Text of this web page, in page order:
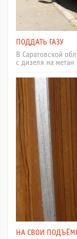
ПОДДАТЬ ГАЗУ
В Саратовской
с дизеля на метан
НА СВОИ